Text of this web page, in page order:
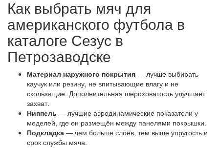
Как выбрать мяч для
американского футбола в
каталоге Сезус в
Петрозаводске
Материал наружного покрытия — лучше выбирать
каучук или резину, не впитывающие влагу и не
скользящие. Дополнительная шероховатость улучшает
захват.
Ниппель — лучшие аэродинамические показатели у
моделей, где он размещён между панелями покрышки.
Подкладка — чем больше слоёв, тем выше упругость и
срок службы мяча.